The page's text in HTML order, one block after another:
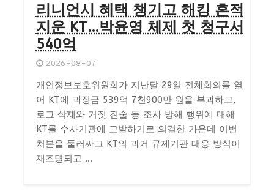
리니언시 혜택 챙기고 해킹 흔적
지운 KT…박윤영 체제 첫 청구서
540억
2026-08-07
개인정보보호위원회가 지난달 29일 전체회의를 열
어 KT에 과징금 539억 7천900만 원을 부과하고,
로그 삭제와 거짓 진술 등 조사 방해 행위에 대해
KT를 수사기관에 고발하기로 의결한 가운데 이번
처분을 둘러싸고 KT의 과거 규제기관 대응 방식이
재조명되고 ...